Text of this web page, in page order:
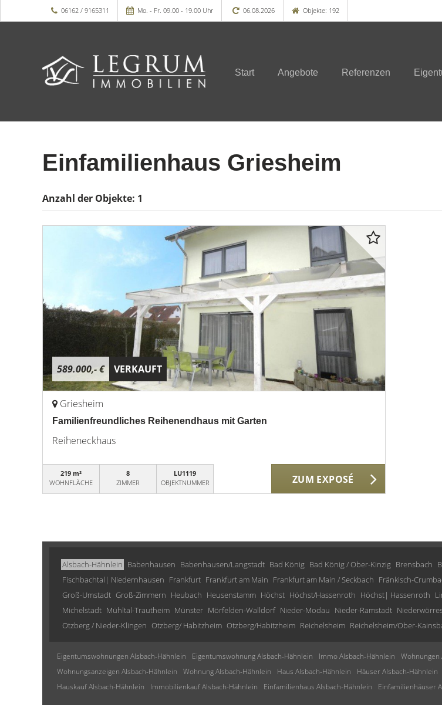
06162 / 9165311 Mo. - Fr. 09.00 - 19.00 Uhr 06.08.2026 Objekte: 192
Start Angebote Referenzen
Einfamilienhaus Griesheim
Anzahl der Objekte: 1
589.000,- € VERKAUFT
Griesheim
Familienfreundliches Reihenendhaus mit Garten
Reiheneckhaus
219 m²
WOHNFLÄCHE
8
ZIMMER
LU1119
OBJEKTNUMMER
ZUM EXPOSÉ
Alsbach-Hähnlein Babenhausen Babenhausen/Langstadt Bad König Bad König / Ober-Kinzig Brensbach
Fischbachtal| Niedernhausen Frankfurt Frankfurt am Main Frankfurt am Main / Seckbach Fränkisch-
Groß-Umstadt Groß-Zimmern Heubach Heusenstamm Höchst Höchst/Hassenroth Höchst| Hassenroth
Michelstadt Mühltal-Trautheim Münster Mörfelden-Walldorf Nieder-Modau Nieder-Ramstadt
Otzberg / Nieder-Klingen Otzberg/ Habitzheim Otzberg/Habitzheim Reichelsheim Reichelsheim/Ober-
Eigentumswohnungen Alsbach-Hähnlein Eigentumswohnung Alsbach-Hähnlein Immo Alsbach-Hähnlein Wohnungen
Wohnungsanzeigen Alsbach-Hähnlein
Wohnung Alsbach-Hähnlein Haus Alsbach-Hähnlein Häuser Alsbach-Hähnlein
Hauskauf Alsbach-Hähnlein
Immobilienkauf Alsbach-Hähnlein Einfamilienhaus Alsbach-Hähnlein Einfamilienhäuser